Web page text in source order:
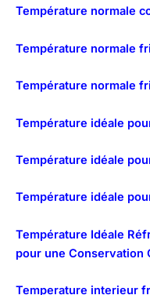
Température normale
Température normale
Température normale
Température idéale
Température idéale
Température idéale
Température Idéale
pour une Conservation
Temperature interieur